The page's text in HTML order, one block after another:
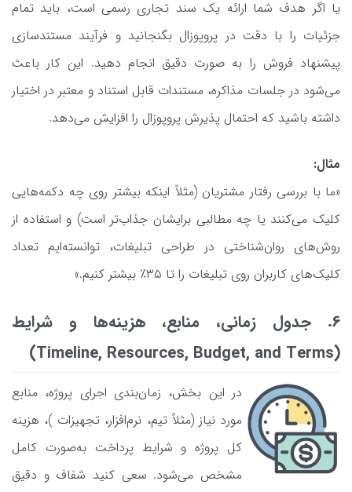
یا اگر هدف شما ارائه یک سند تجاری رسمی است، باید تمام
جزئیات را با دقت در پروپوزال بگنجانید و فرآیند مستندسازی
پیشنهاد فروش را به صورت دقیق انجام دهید. این کار باعث
می‌شود در جلسات مذاکره، مستندات قابل استناد و معتبر در اختیار
داشته باشید که احتمال پذیرش پروپوزال را افزایش می‌دهد.
مثال:
«ما با بررسی رفتار مشتریان (مثلاً اینکه بیشتر روی چه دکمه‌هایی
کلیک می‌کنند یا چه مطالبی برایشان جذاب‌تر است) و استفاده از
روش‌های روان‌شناختی در طراحی تبلیغات، توانسته‌ایم تعداد
کلیک‌های کاربران روی تبلیغات را تا ۳۵٪ بیشتر کنیم.»
6. جدول زمانی، منابع، هزینه‌ها و شرایط
(Timeline, Resources, Budget, and Terms)
در این بخش، زمان‌بندی اجرای پروژه، منابع
مورد نیاز (مثلاً تیم، نرم‌افزار، تجهیزات )، هزینه
کل پروژه و شرایط پرداخت به‌صورت کامل
مشخص می‌شود. سعی کنید شفاف و دقیق